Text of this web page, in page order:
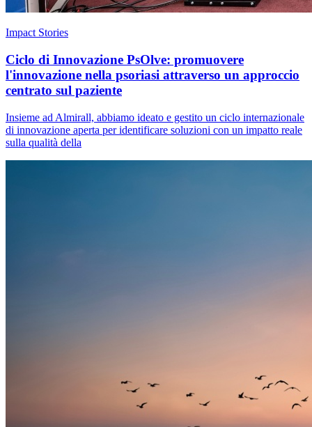
Impact Stories
Ciclo di Innovazione PsOlve: promuovere
l'innovazione nella psoriasi attraverso un approccio
centrato sul paziente
Insieme ad Almirall, abbiamo ideato e gestito un ciclo internazionale
di innovazione aperta per identificare soluzioni con un impatto reale
sulla qualità della